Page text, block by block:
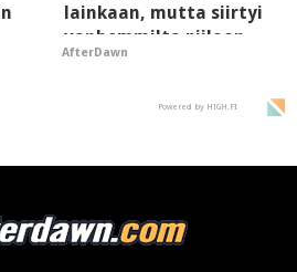
lainkaan, mutta siirtyi
vanhemmilta piiloon
AfterDawn
Powered by HIGH.FI